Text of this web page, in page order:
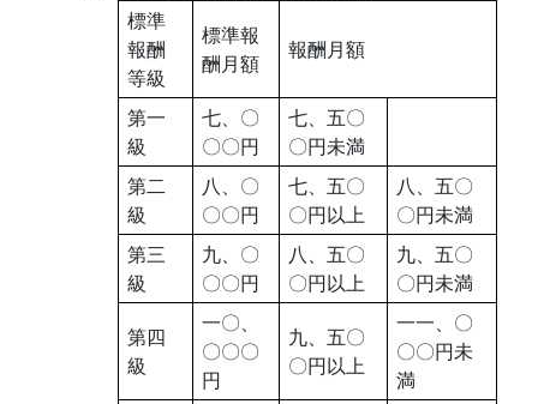
標準
報酬
等級
標準報
酬月額
報酬月額
第一
級
七、〇
〇〇円
七、五〇
〇円未満
第二
級
八、〇
〇〇円
七、五〇
〇円以上
八、五〇
〇円未満
第三
級
九、〇
〇〇円
八、五〇
〇円以上
九、五〇
〇円未満
第四
級
一〇、
〇〇〇
円
九、五〇
〇円以上
一一、〇
〇〇円未
満